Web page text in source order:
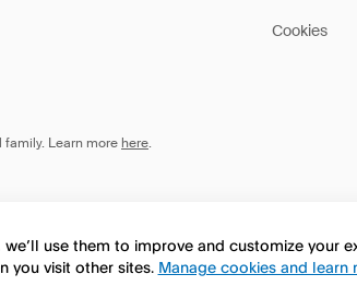
Cookies
family. Learn more here.
use them to improve and customize your
you visit other sites. Manage cookies and learn